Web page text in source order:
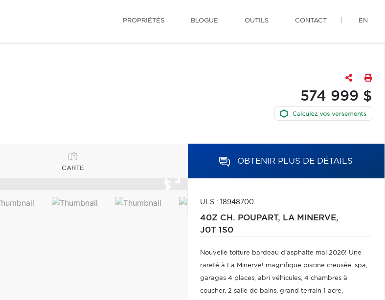
PROPRIÉTÉS BLOGUE OUTILS CONTACT EN
574 999 $
CARTE
OBTENIR PLUS DE DÉTAILS
ULS : 18948700
40Z CH. POUPART, LA MINERVE,
J0T 1S0
Nouvelle toiture bardeau d'asphalte mai 2026! Une
rareté à La Minerve! magnifique piscine creusée, spa,
garages 4 places, abri véhicules, 4 chambres à
coucher, 2 salle de bains, grand terrain 1 acre,